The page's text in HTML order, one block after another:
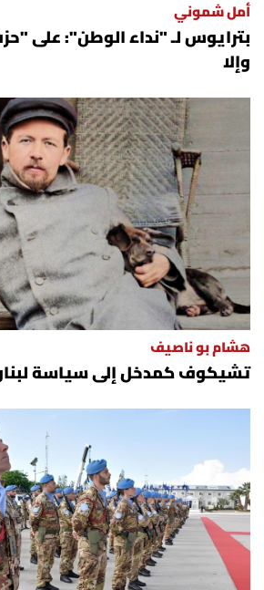
أمل شموني
بترايوس لـ "نداء الوطن": على
وإلا
هشام بو ناصيف
تشيكوف كمدخل إلى سياسة